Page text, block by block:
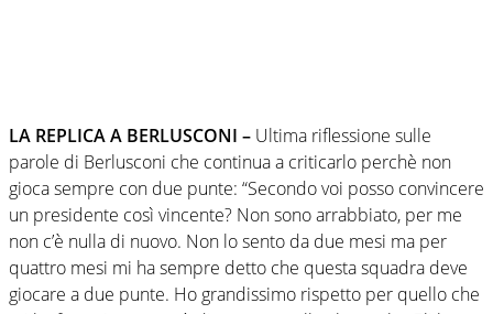
LA REPLICA A BERLUSCONI – Ultima riflessione sulle
parole di Berlusconi che continua a criticarlo perchè non
gioca sempre con due punte: “Secondo voi posso convincere
un presidente così vincente? Non sono arrabbiato, per me
non c’è nulla di nuovo. Non lo sento da due mesi ma per
quattro mesi mi ha sempre detto che questa squadra deve
giocare a due punte. Ho grandissimo rispetto per quello che